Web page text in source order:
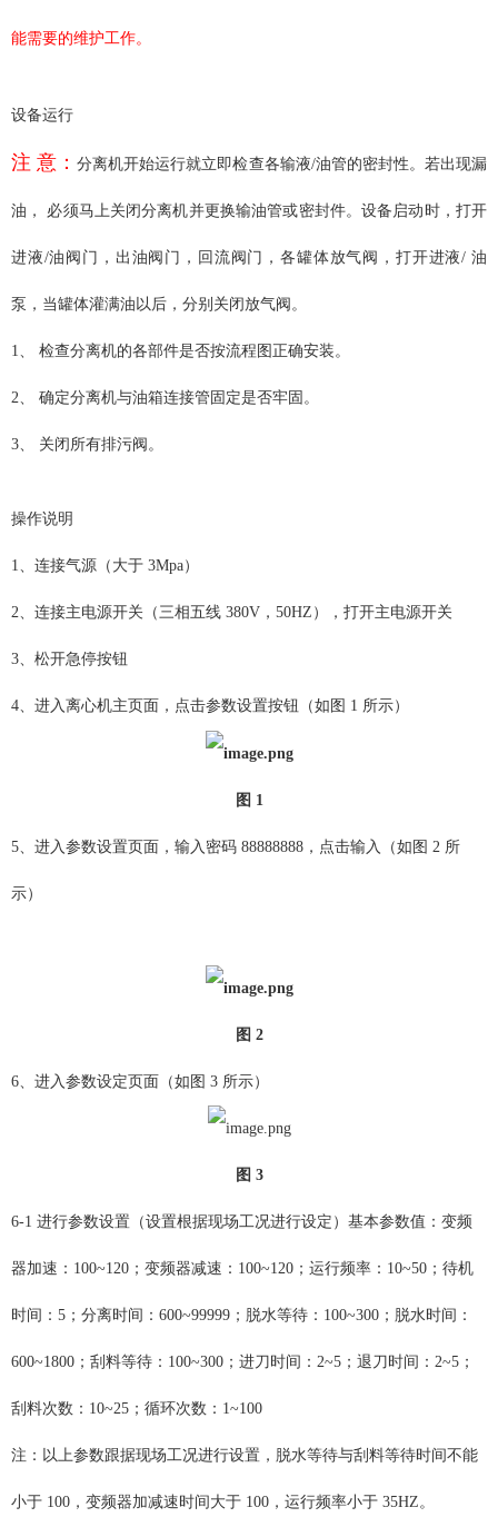
能需要的维护工作。
设备运行
注 意：分离机开始运行就立即检查各输液/油管的密封性。若出现漏
油， 必须马上关闭分离机并更换输油管或密封件。设备启动时，打开
进液/油阀门，出油阀门，回流阀门，各罐体放气阀，打开进液/ 油
泵，当罐体灌满油以后，分别关闭放气阀。
1、 检查分离机的各部件是否按流程图正确安装。
2、 确定分离机与油箱连接管固定是否牢固。
3、 关闭所有排污阀。
操作说明
1、连接气源（大于 3Mpa）
2、连接主电源开关（三相五线 380V，50HZ），打开主电源开关
3、松开急停按钮
4、进入离心机主页面，点击参数设置按钮（如图 1 所示）
图 1
5、进入参数设置页面，输入密码 88888888，点击输入（如图 2 所
示）
图 2
6、进入参数设定页面（如图 3 所示）
图 3
6-1 进行参数设置（设置根据现场工况进行设定）基本参数值：变频
器加速：100~120；变频器减速：100~120；运行频率：10~50；待机
时间：5；分离时间：600~99999；脱水等待：100~300；脱水时间：
600~1800；刮料等待：100~300；进刀时间：2~5；退刀时间：2~5；
刮料次数：10~25；循环次数：1~100
注： 以上参数跟据现场工况进行设置，脱水等待与刮料等待时间不能
小于 100，变频器加减速时间大于 100，运行频率小于 35HZ。